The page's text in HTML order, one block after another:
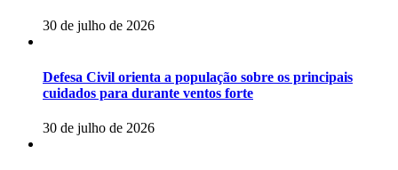
30 de julho de 2026
Defesa Civil orienta a população sobre os principais
cuidados para durante ventos forte
30 de julho de 2026